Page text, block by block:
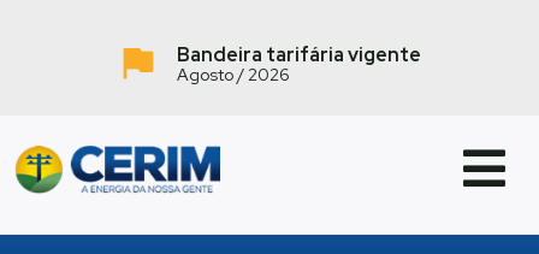
Bandeira tarifária vigente
Agosto / 2026